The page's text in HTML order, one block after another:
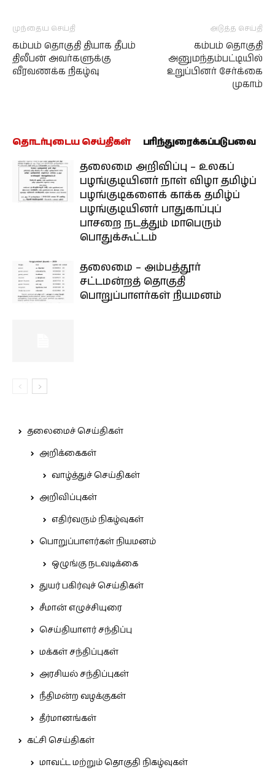
முந்தைய செய்தி
கம்பம் தொகுதி தியாக தீபம்
திலீபன் அவர்களுக்கு
வீரவணக்க நிகழ்வு
அடுத்த செய்தி
கம்பம் தொகுதி
அனுமந்தம்பட்டியில்
உறுப்பினர் சேர்க்கை
முகாம்
தொடர்புடைய செய்திகள் பரிந்துரைக்கப்படுபவை
தலைமை அறிவிப்பு – உலகப்
பழங்குடியினர் நாள் விழா தமிழ்ப்
பழங்குடிகளைக் காக்க தமிழ்ப்
பழங்குடியினர் பாதுகாப்புப்
பாசறை நடத்தும் மாபெரும்
பொதுக்கூட்டம்
தலைமை – அம்பத்தூர்
சட்டமன்றத் தொகுதி
பொறுப்பாளர்கள் நியமனம்
தலைமைச் செய்திகள்
அறிக்கைகள்
வாழ்த்துச் செய்திகள்
அறிவிப்புகள்
எதிர்வரும் நிகழ்வுகள்
பொறுப்பாளர்கள் நியமனம்
ஒழுங்கு நடவடிக்கை
துயர் பகிர்வுச் செய்திகள்
சீமான் எழுச்சியுரை
செய்தியாளர் சந்திப்பு
மக்கள் சந்திப்புகள்
அரசியல் சந்திப்புகள்
நீதிமன்ற வழக்குகள்
தீர்மானங்கள்
கட்சி செய்திகள்
மாவட்ட மற்றும் தொகுதி நிகழ்வுகள்